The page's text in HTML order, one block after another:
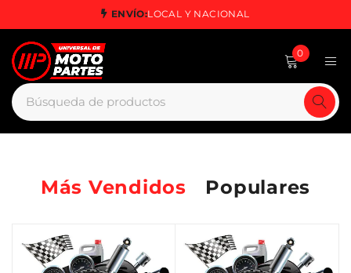
ENVÍO:LOCAL Y NACIONAL
0
Más Vendidos Populares